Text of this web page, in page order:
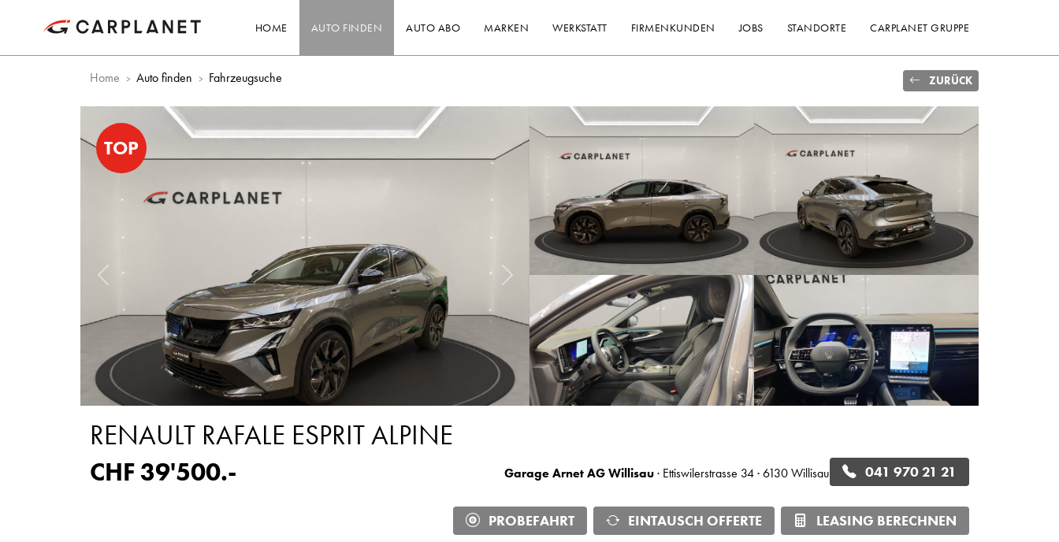
HOME AUTO FINDEN AUTO ABO MARKEN WERKSTATT FIRMENKUNDEN JOBS STANDORTE CARPLANET GRUPPE
Home Auto finden Fahrzeugsuche ZURÜCK
TOP
Vorheriges Bild Nächstes Bild
RENAULT RAFALE ESPRIT ALPINE
CHF 39'500.- Garage Arnet AG Willisau· Ettiswilerstrasse 34 · 6130 Willisau 041 970 21 21
PROBEFAHRT EINTAUSCH OFFERTE LEASING BERECHNEN